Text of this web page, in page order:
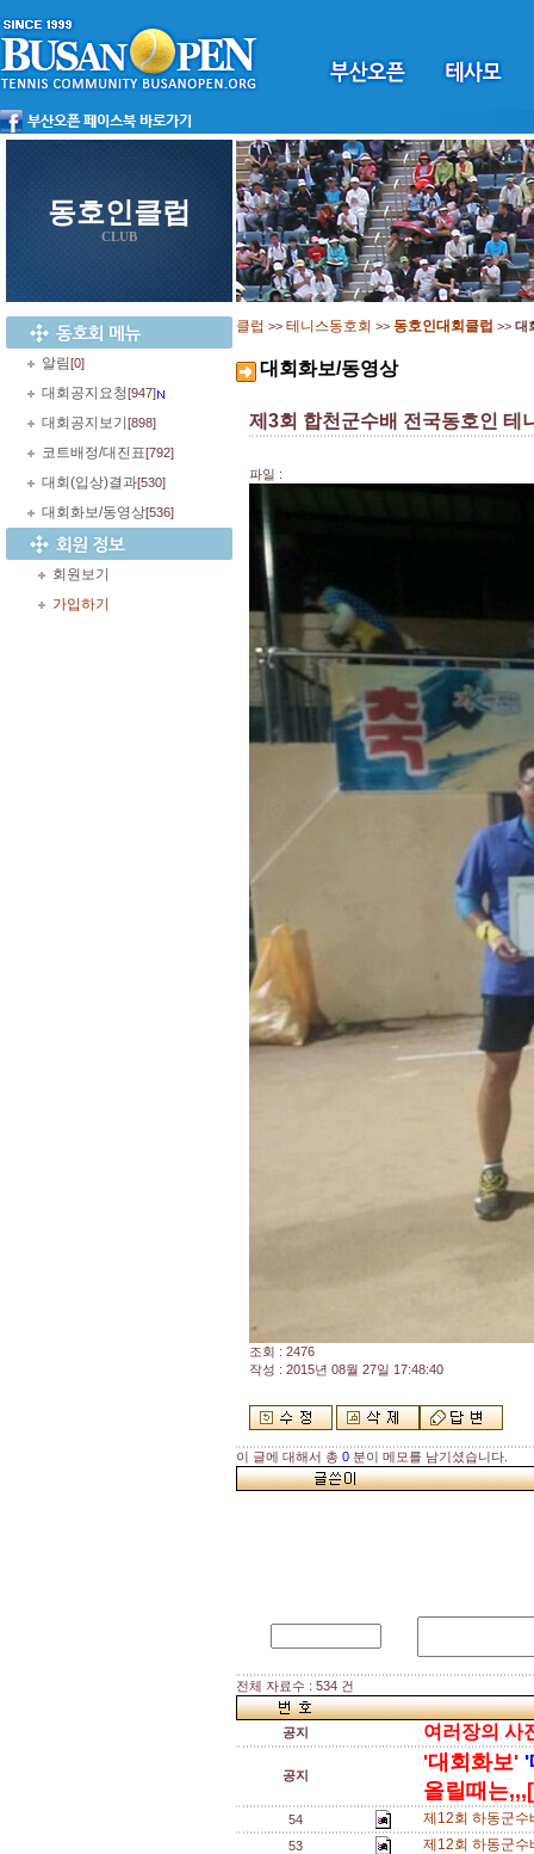
동호인클럽
CLUB
알림[0]
대회공지요청[947]
대회공지보기 [898]
코트배정/대진표[792]
대회(입상)결과[530]
대회화보/동영상[536]
회원보기
가입하기
클럽 >> 테니스동호회 >> 동호인대회클럽 >> 대
대회화보/동영상
제3회 합천군수배 전국동호인 테
파일 :
조회 : 2476
작성 : 2015년 08월 27일 17:48:40
이 글에 대해서 총 0 분이 메모를 남기셨습니다.
전체 자료수 : 534 건
공지 여러장의 사
공지
'대회화보' '
올릴때는
54 제12회 하동군
53 제12회 하동군